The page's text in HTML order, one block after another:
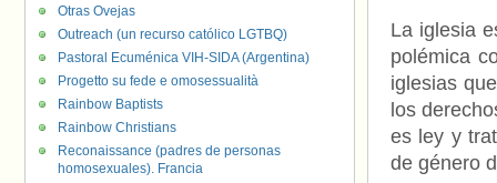
La iglesia
polémica
iglesias
los
es ley y
de género
Otras Ovejas
Outreach (un recurso católico LGTBQ)
Pastoral Ecuménica VIH-SIDA (Argentina)
Progetto su fede e omosessualità
Rainbow Baptists
Rainbow Christians
Reconaissance (padres de personas
homosexuales). Francia